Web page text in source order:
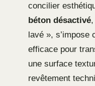
concilier
béton désactivé
lavé », s’impose
efficace pour
une surface
revêtement